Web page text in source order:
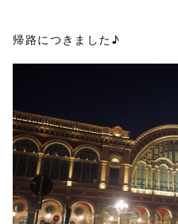
帰路につきました♪